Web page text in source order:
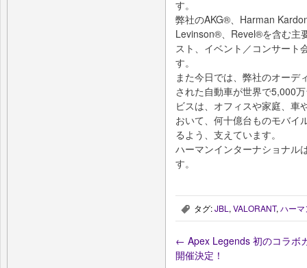
す。
弊社のAKG®、Harman
Levinson®、Revel®を含む主
スト、イベント／コンサート
す。
また今日では、弊社のオーデ
された自動車が世界で5,000
ビスは、オフィスや家庭、車
おいて、何十億台ものモバイ
るよう、支えています。
ハーマンインターナショナル
す。
, タグ:JBL , VALORANT, ハー
← Apex Legends 初のコラボ
開催決定！